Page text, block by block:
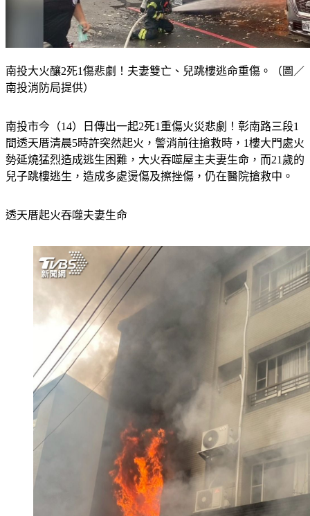
南投消防局提供）
間透天厝清晨5時許突然起火，警消前往搶救時，1樓大門處火
勢延燒猛烈造成逃生困難，大火吞噬屋主夫妻生命，而21歲的
兒子跳樓逃生，造成多處燙傷及擦挫傷，仍在醫院搶救中。